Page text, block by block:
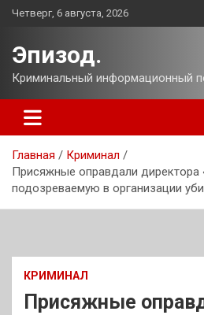
Перейти
Четверг, 6 августа, 2026
Эпизод.
Криминальный информационный
Главная
Криминал
Присяжные оправдали директора
подозреваемую в организации
КРИМИНАЛ
Присяжные